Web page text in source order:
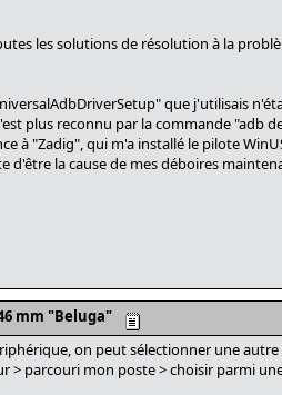
les solutions de résolution à la
que j'utilisais
plus reconnu par la commande "adb
à "Zadig", qui m'a installé le pilote
d'être la cause de mes déboires
mm "Beluga"
on peut sélectionner une
> parcouri mon poste > choisir parmi